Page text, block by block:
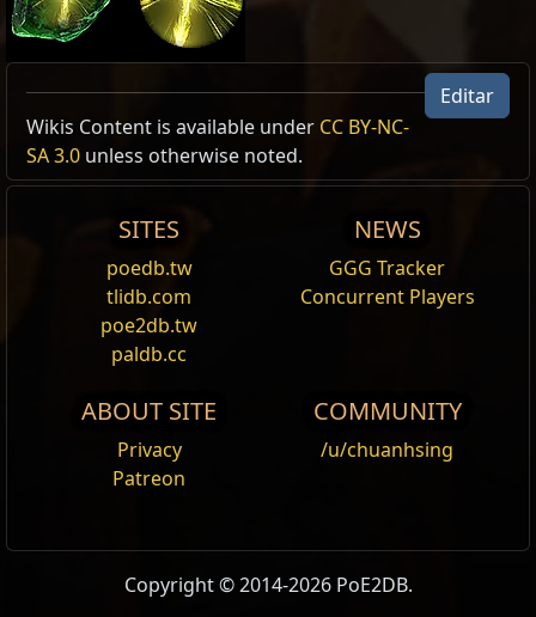
Allow Type: Projectile, ProjectileNumber,
CrossbowSkill, CrossbowAmmoSkill
Excluded Type: Rain,
Explosão Vulcânica
Você arranca rocha derretida do chão e a
arremessa contra o alvo. Ao colidir, o
[Projétil|projétil] explode, causando dano aos
alvo. Ao atingir um inimigo ou uma parede, a
flecha dispara raioselétricos que sepropagam
Editar
Wikis Content is available under CC BY-NC-
SA 3.0 unless otherwise noted.
SITES
poedb.tw
tlidb.com
poe2db.tw
paldb.cc
NEWS
GGG Tracker
Concurrent Players
ABOUT SITE
Privacy
Patreon
COMMUNITY
/u/chuanhsing
Copyright © 2014-2026 PoE2DB.